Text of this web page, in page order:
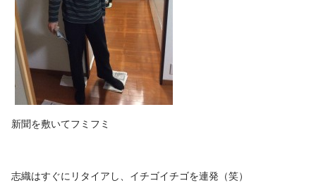
新聞を敷いてフミフミ
志織はすぐにリタイアし、イチゴイチゴを連発（笑）